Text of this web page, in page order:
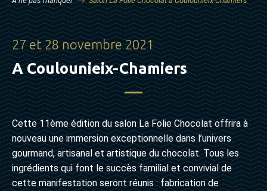
27 et 28 novembre 2021
A Coulounieix-Chamiers
Cette 11ème édition du salon La Folie Chocolat offrira à
nouveau une immersion exceptionnelle dans l’univers
gourmand, artisanal et artistique du chocolat. Tous les
ingrédients qui font le succès familial et convivial de
cette manifestation seront réunis : fabrication de